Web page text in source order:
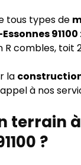
tous types de
91100
combles, toit
la
à nos
terrain
?